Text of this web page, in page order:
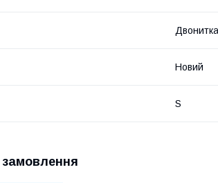
Двонитка
Новий
S